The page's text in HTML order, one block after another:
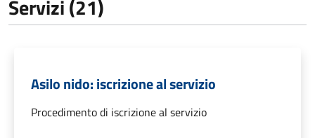
Servizi (21)
Asilo nido: iscrizione al servizio
Procedimento di iscrizione al servizio